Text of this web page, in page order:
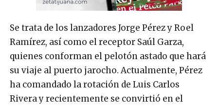
Se trata de los lanzadores Jorge Pérez y Roel
Ramírez, así como el receptor Saúl Garza,
quienes conforman el pelotón astado que hará
su viaje al puerto jarocho. Actualmente, Pérez
ha comandado la rotación de Luis Carlos
Rivera y recientemente se convirtió en el